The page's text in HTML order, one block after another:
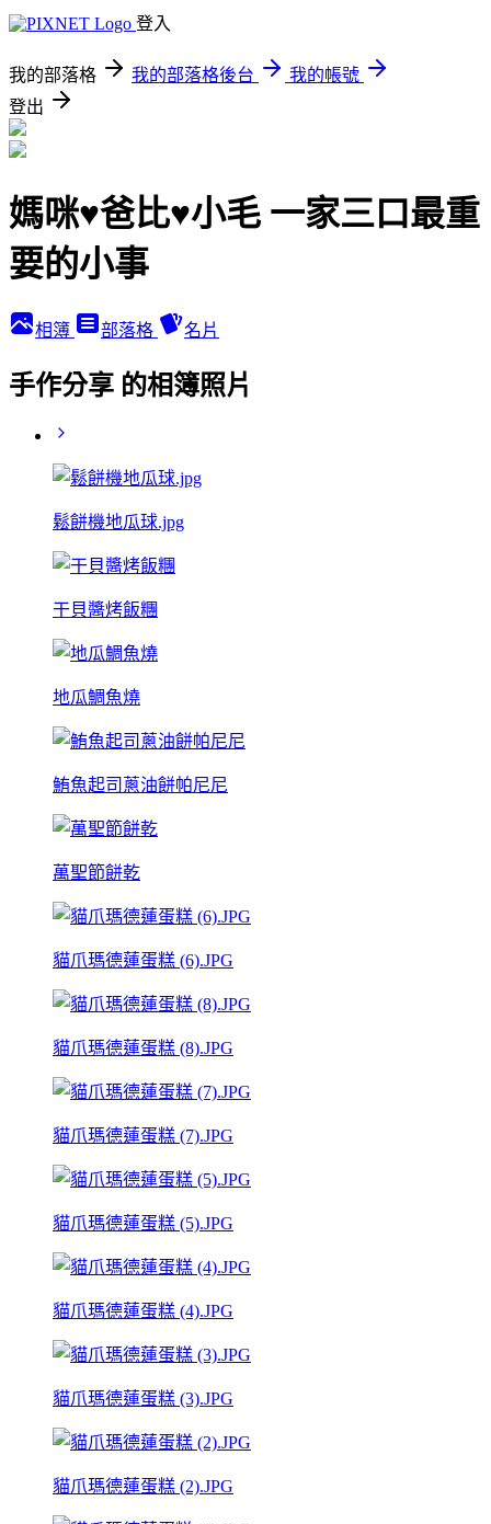
登入
我的部落格 我的部落格後台
我的帳號
登出
媽咪♥爸比♥小毛 一家三口最重
要的小事
相簿 部落格 名片
手作分享 的相簿照片
鬆餅機地瓜球.jpg
干貝醬烤飯糰
地瓜鯛魚燒
鮪魚起司蔥油餅帕尼尼
萬聖節餅乾
貓爪瑪德蓮蛋糕 (6).JPG
貓爪瑪德蓮蛋糕 (8).JPG
貓爪瑪德蓮蛋糕 (7).JPG
貓爪瑪德蓮蛋糕 (5).JPG
貓爪瑪德蓮蛋糕 (4).JPG
貓爪瑪德蓮蛋糕 (3).JPG
貓爪瑪德蓮蛋糕 (2).JPG